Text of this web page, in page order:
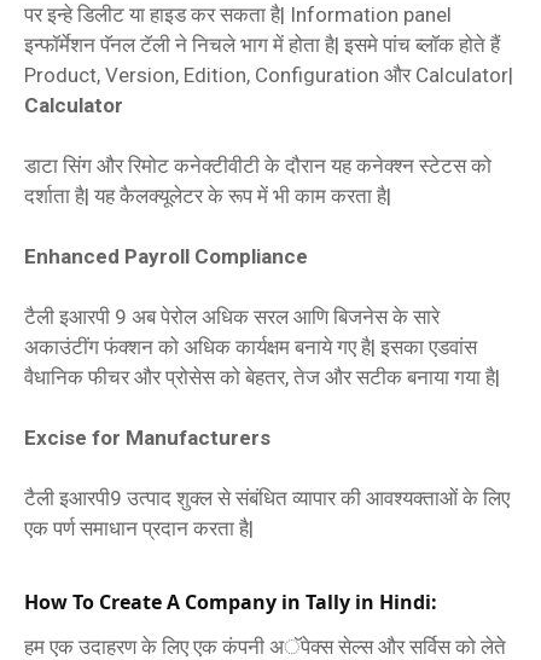
पर इन्‍हे डिलीट या हाइड कर सकता है| Information panel
इन्‍फॉर्मेशन पॅनल टॅली ने निचले भाग में होता है| इसमे पांच ब्‍लॉक होते हैं
Product, Version, Edition, Configuration और Calculator|
Calculator
डाटा सिंग और रिमोट कनेक्‍टीवीटी के दौरान यह कनेक्‍श्‍न स्‍टेटस को
दर्शाता है| यह कैलक्यूलेटर के रूप में भी काम करता है|
Enhanced Payroll Compliance
टैली इआरपी 9 अब पेरोल अधिक सरल आणि बिजनेस के सारे
अकाउंटींग फंक्‍शन को अधिक कार्यक्षम बनाये गए है| इसका एडवांस
वैधानिक फीचर और प्रोसेस को बेहतर, तेज और सटीक बनाया गया है|
Excise for Manufacturers
टैली इआरपी9 उत्‍पाद शुक्‍ल से संबंधित व्‍यापार की आवश्‍यक्‍ताओं के लिए
एक पर्ण समाधान प्रदान करता है|
How To Create A Company in Tally in Hindi:
हम एक उदाहरण के लिए एक कंपनी अॅपेक्‍स सेल्‍स और सर्विस को लेते